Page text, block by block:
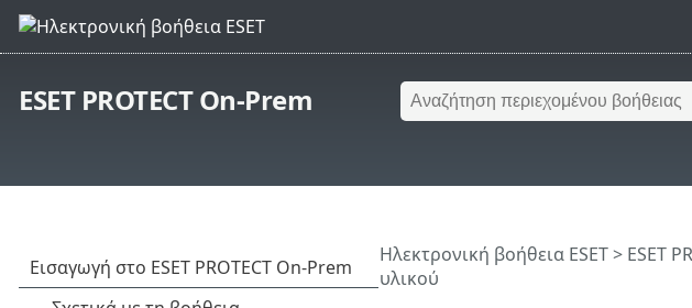
ESET PROTECT On-Prem
Ηλεκτρονική βοήθεια ESET> ESET
υλικού